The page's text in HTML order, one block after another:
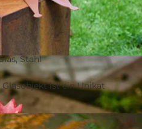
Stahl
ist ein Unikat